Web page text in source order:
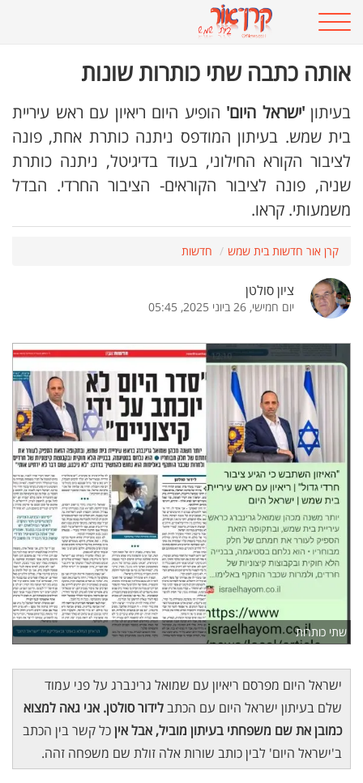
אותה כתבה שתי כותרות שונות
בעיתון 'ישראל היום' הופיע היום ריאיון עם ראש עיריית
בית שמש. בעיתון המודפס ניתנה כותרת אחת, פונה
לציבור הקורא החילוני, בעוד בדיגיטל, ניתנה כותרת
שניה, פונה לציבור הקוראים- הציבור החרדי. הבדל
משמעותי. קראו.
קרן אור חדשות בית שמש חדשות
ציון סולטן
יום חמישי, 26 ביוני 2025, 05:45
שתי כותרות
ישראל היום מפרסם ריאיון עם שמואל גרינברג על פני עמוד
שלם בעיתון ישראל היום עם הכתבלידור סולטן. אני גאה למצוא
כמובן את שם משפחתי בעיתון מוביל, אבלאיןכל קשר בין הכתב
ב'ישראל היום' לבין כותב שורות אלה זולת שם משפחה זהה.